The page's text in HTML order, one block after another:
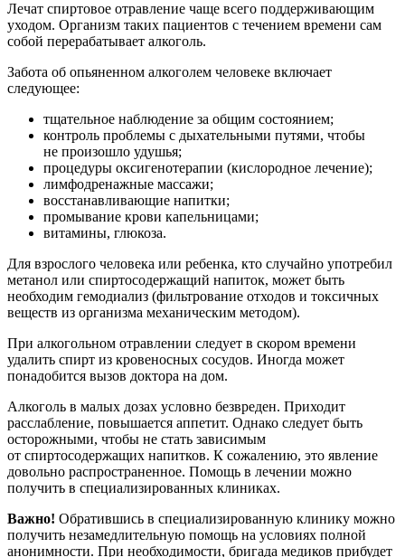
Лечат спиртовое отравление чаще всего поддерживающим
уходом. Организм таких пациентов с течением времени сам
собой перерабатывает алкоголь.
Забота об опьяненном алкоголем человеке включает
следующее:
тщательное наблюдение за общим состоянием;
контроль проблемы с дыхательными путями, чтобы
не произошло удушья;
процедуры оксигенотерапии (кислородное лечение);
лимфодренажные массажи;
восстанавливающие напитки;
промывание крови капельницами;
витамины, глюкоза.
Для взрослого человека или ребенка, кто случайно употребил
метанол или спиртосодержащий напиток, может быть
необходим гемодиализ (фильтрование отходов и токсичных
веществ из организма механическим методом).
При алкогольном отравлении следует в скором времени
удалить спирт из кровеносных сосудов. Иногда может
понадобится вызов доктора на дом.
Алкоголь в малых дозах условно безвреден. Приходит
расслабление, повышается аппетит. Однако следует быть
осторожными, чтобы не стать зависимым
от спиртосодержащих напитков. К сожалению, это явление
довольно распространенное. Помощь в лечении можно
получить в специализированных клиниках.
Важно! Обратившись в специализированную клинику можно
получить незамедлительную помощь на условиях полной
анонимности. При необходимости, бригада медиков прибудет